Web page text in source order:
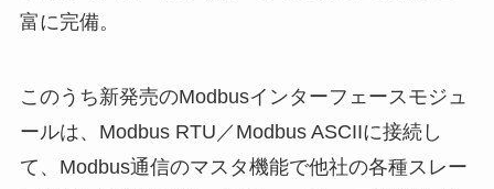
富に完備。
このうち新発売のModbusインターフェースモジュ
ールは、Modbus RTU／Modbus ASCIIに接続し
て、Modbus通信のマスタ機能で他社の各種スレー